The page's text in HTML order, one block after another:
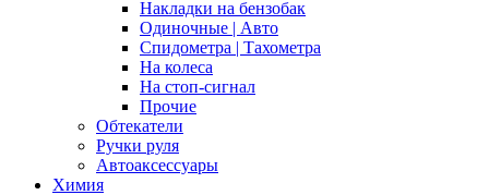
Накладки на бензобак
Одиночные | Авто
Спидометра | Тахометра
На колеса
На стоп-сигнал
Прочие
Обтекатели
Ручки руля
Автоаксессуары
Химия